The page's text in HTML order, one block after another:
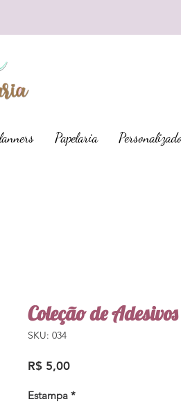
Papelaria
Coleção de
SKU: 034
R$ 5,00Preço
Estampa *